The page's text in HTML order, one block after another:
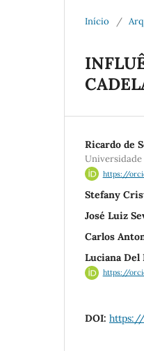
Início /
Ricardo de
Universidade
https://
Stefany
José Luiz
Carlos
Luciana
https://
DOI: https://